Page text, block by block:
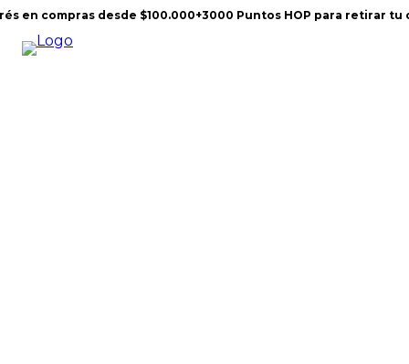
en compras desde $100.000+3000 Puntos HOP para retirar tu